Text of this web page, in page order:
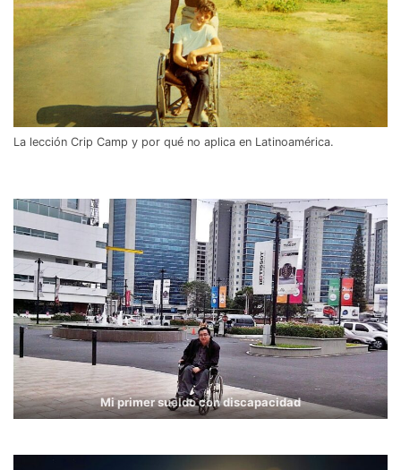
La lección Crip Camp y por qué no aplica en Latinoamérica.
Mi primer sueldo con discapacidad